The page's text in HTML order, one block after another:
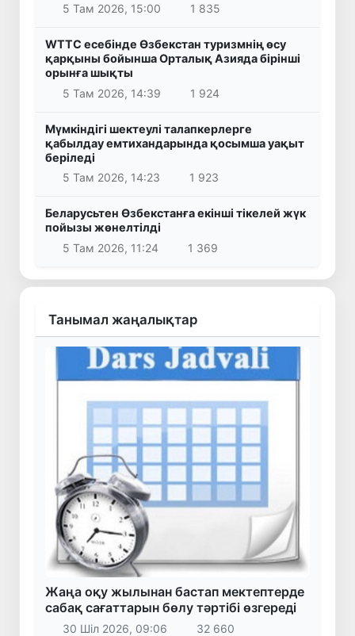
5 Там 2026, 15:00
1 835
WTTC есебінде Өзбекстан туризмнің өсу
қарқыны бойынша Орталық Азияда бірінші
орынға шықты
5 Там 2026, 14:39
1 924
Мүмкіндігі шектеулі талапкерлерге
қабылдау емтихандарында қосымша уақыт
беріледі
5 Там 2026, 14:23
1 923
Беларусьтен Өзбекстанға екінші тікелей жүк
пойызы жөнелтілді
5 Там 2026, 11:24
1 369
Танымал жаңалықтар
Жаңа оқу жылынан бастап мектептерде
сабақ сағаттарын бөлу тәртібі өзгереді
30 Шіл 2026, 09:06 32 660